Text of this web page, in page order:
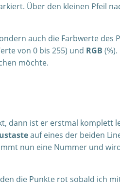
Über den kleinen Pfeil
auch die Farbwerte des
von 0 bis 255) und RGB
möchte.
dann ist er erstmal komplett
auf eines der beiden
nun eine Nummer und
die Punkte rot sobald ich